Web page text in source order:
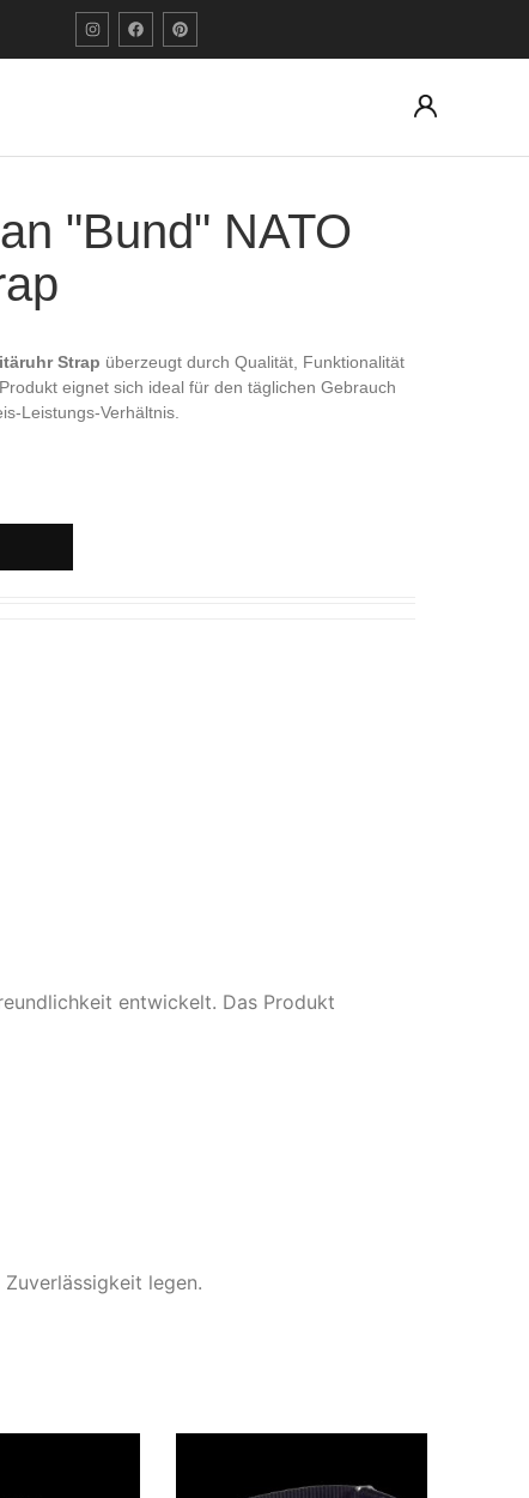
"Bund" NATO
Strap überzeugt durch Qualität, Funktionalität
eignet sich ideal für den täglichen Gebrauch
Leistungs-Verhältnis.
entwickelt. Das Produkt
legen.